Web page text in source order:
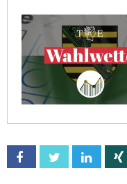
Facebook Twitter Linkedin